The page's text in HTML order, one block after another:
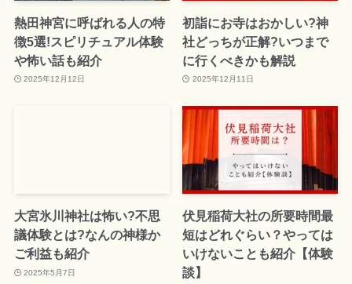
熱田神宮に呼ばれる人の特
徴5選!スピリチュアル体験
や怖い話も紹介
2025年12月12日
初詣にお寺はおかしい?神
社どっちが正解?いつまで
に行くべきかも解説
2025年12月11日
大宮氷川神社は怖い?不思
議体験とは?なんの神様か
ご利益も紹介
2025年5月7日
伏見稲荷大社の所要時間最
短はどれぐらい？やっては
いけないことも紹介【体験
談】